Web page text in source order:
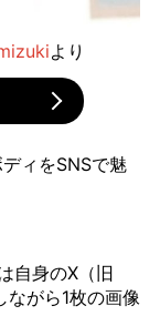
より
ィをSNSで魅
自身のX（旧
がら1枚の画像